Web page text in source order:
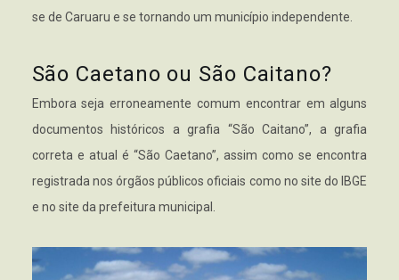
se de Caruaru e se tornando um município independente.
São Caetano ou São Caitano?
Embora seja erroneamente comum encontrar em alguns
documentos históricos a grafia “São Caitano”, a grafia
correta e atual é “São Caetano”, assim como se encontra
registrada nos órgãos públicos oficiais como no site do IBGE
e no site da prefeitura municipal.